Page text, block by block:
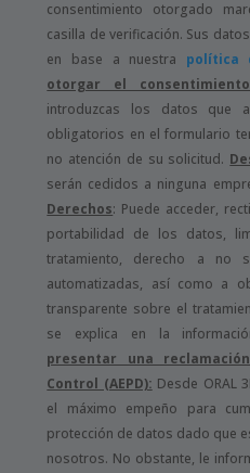
consentimiento otorgado
casilla de verificación. Sus
en base a nuestra política
otorgar el
introduzcas los datos que
obligatorios en el formulario
no atención de su solicitud.
serán cedidos a ninguna
Derechos: Puede acceder,
portabilidad de los datos,
tratamiento, derecho a no
automatizadas, así como a
transparente sobre el
se explica en la
presentar una
Control (AEPD): Desde ORAL
el máximo empeño para
protección de datos dado que
nosotros. No obstante, le